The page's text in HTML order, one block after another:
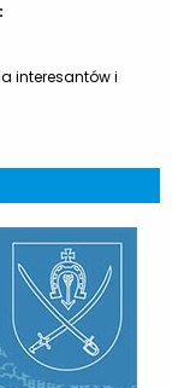
interesantów i